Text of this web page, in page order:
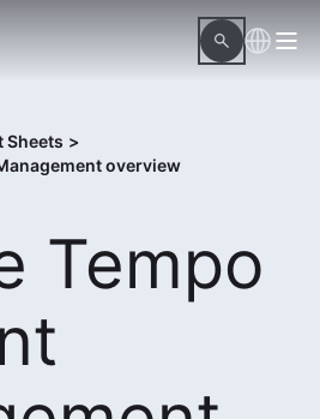
Sheets >
overview
Tempo